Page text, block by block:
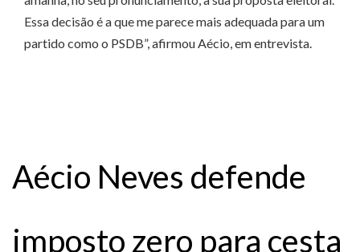
Essa decisão é a que me parece mais adequada para um
partido como o PSDB”, afirmou Aécio, em entrevista.
Aécio Neves defende
imposto zero para cesta